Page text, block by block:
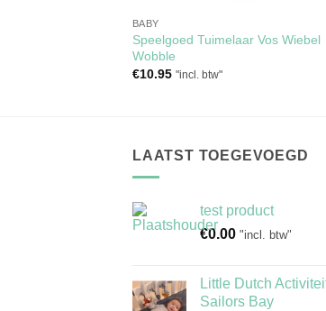
BABY
Speelgoed Tuimelaar Vos Wiebel
Wobble
€10.95 "incl. btw"
LAATST TOEGEVOEGD
test product
€0.00 "incl. btw"
Little Dutch
Sailors Bay